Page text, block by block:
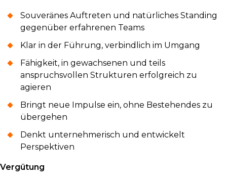
Souveränes Auftreten und natürliches Standing
gegenüber erfahrenen Teams
Klar in der Führung, verbindlich im Umgang
Fähigkeit, in gewachsenen und teils
anspruchsvollen Strukturen erfolgreich zu
agieren
Bringt neue Impulse ein, ohne Bestehendes zu
übergehen
Denkt unternehmerisch und entwickelt
Perspektiven
Vergütung